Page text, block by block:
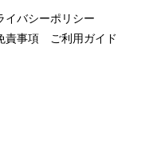
イバシーポリシー
責事項
ご利用ガイド